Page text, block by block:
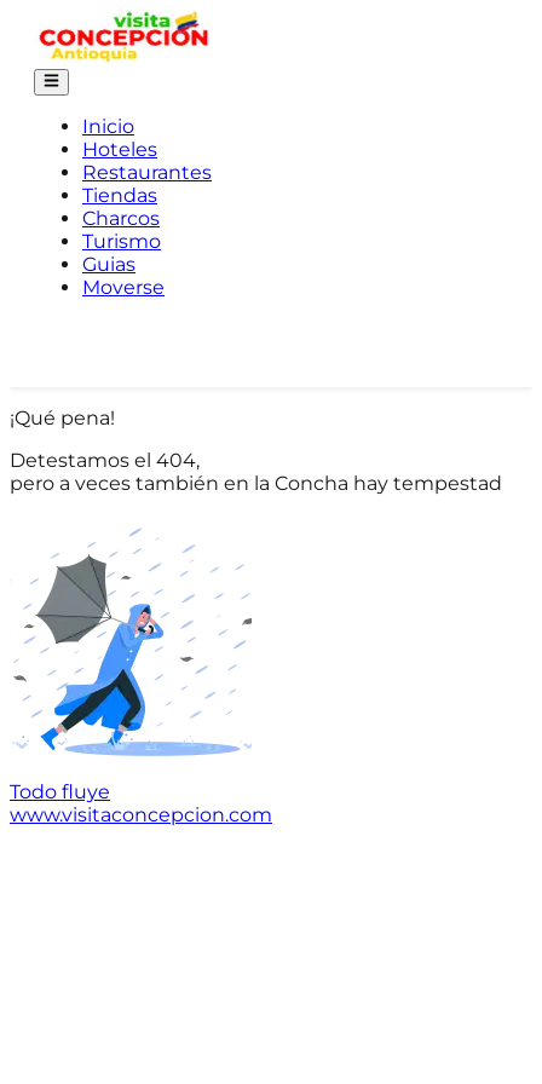
Inicio
Hoteles
Restaurantes
Tiendas
Charcos
Turismo
Guias
Moverse
¡Qué pena!
Detestamos el 404,
pero a veces también en la Concha hay tempestad
Todo fluye
www.visitaconcepcion.com